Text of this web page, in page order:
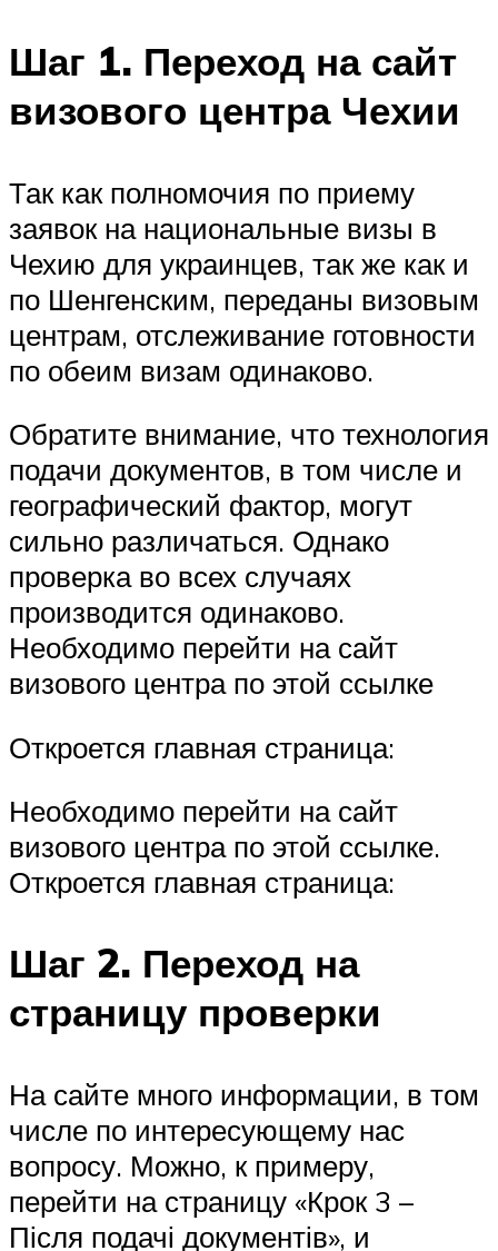
Шаг 1. Переход на сайт
визового центра Чехии
Так как полномочия по приему
заявок на национальные визы в
Чехию для украинцев, так же как и
по Шенгенским, переданы визовым
центрам, отслеживание готовности
по обеим визам одинаково.
Обратите внимание, что технология
подачи документов, в том числе и
географический фактор, могут
сильно различаться. Однако
проверка во всех случаях
производится одинаково.
Необходимо перейти на сайт
визового центра по этой ссылке
Откроется главная страница:
Необходимо перейти на сайт
визового центра по этой ссылке.
Откроется главная страница:
Шаг 2. Переход на
страницу проверки
На сайте много информации, в том
числе по интересующему нас
вопросу. Можно, к примеру,
перейти на страницу «Крок 3 –
Після подачі документів», и